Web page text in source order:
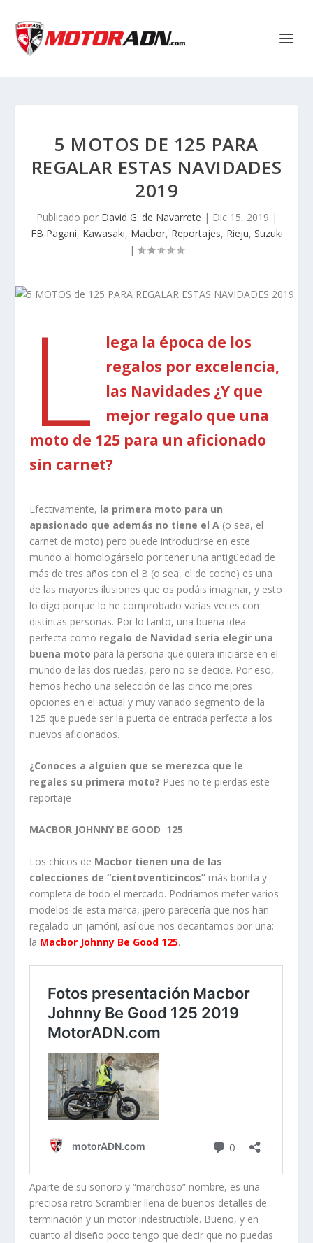
5 MOTOS DE 125 PARA
REGALAR ESTAS NAVIDADES
2019
Publicado por David G. de Navarrete | Dic 15, 2019 |
FB Pagani, Kawasaki, Macbor, Reportajes, Rieju, Suzuki
|
L
lega la época de los
regalos por excelencia,
las Navidades ¿Y que
mejor regalo que una
moto de 125 para un aficionado
sin carnet?
Efectivamente, la primera moto para un
apasionado que además no tiene el A (o sea, el
carnet de moto) pero puede introducirse en este
mundo al homologárselo por tener una antigüedad de
más de tres años con el B (o sea, el de coche) es una
de las mayores ilusiones que os podáis imaginar, y esto
lo digo porque lo he comprobado varias veces con
distintas personas. Por lo tanto, una buena idea
perfecta como regalo de Navidad sería elegir una
buena moto para la persona que quiera iniciarse en el
mundo de las dos ruedas, pero no se decide. Por eso,
hemos hecho una selección de las cinco mejores
opciones en el actual y muy variado segmento de la
125 que puede ser la puerta de entrada perfecta a los
nuevos aficionados.
¿Conoces a alguien que se merezca que le
regales su primera moto? Pues no te pierdas este
reportaje
MACBOR JOHNNY BE GOOD 125
Los chicos de Macbor tienen una de las
colecciones de “cientoventicincos” más bonita y
completa de todo el mercado. Podríamos meter varios
modelos de esta marca, ¡pero parecería que nos han
regalado un jamón!, así que nos decantamos por una:
la Macbor Johnny Be Good 125.
Aparte de su sonoro y “marchoso” nombre, es una
preciosa retro Scrambler llena de buenos detalles de
terminación y un motor indestructible. Bueno, y en
cuanto al diseño poco tengo que decir que no puedas